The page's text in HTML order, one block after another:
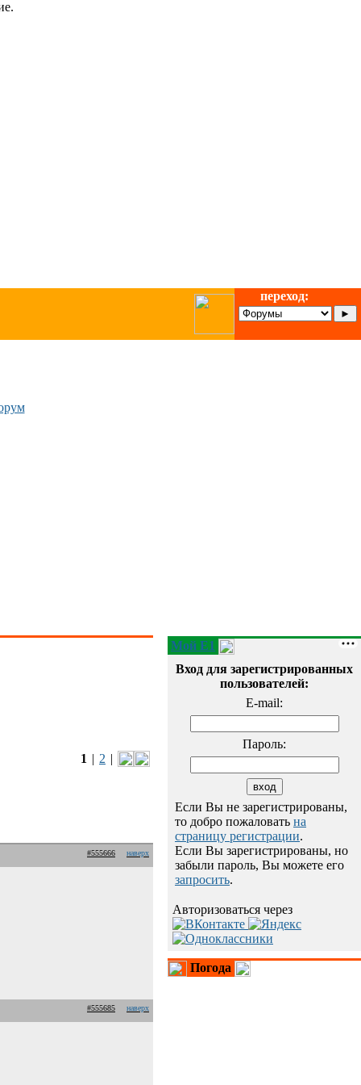
переход:
1 | 2 |
#555666 наверх
#555685 наверх
Мой E1
Вход для зарегистрированных
пользователей:
E-mail:
Пароль:
Если Вы не зарегистрированы,
то добро пожаловать на
страницу регистрации.
Если Вы зарегистрированы, но
забыли пароль, Вы можете его
запросить.
Авторизоваться через
Погода